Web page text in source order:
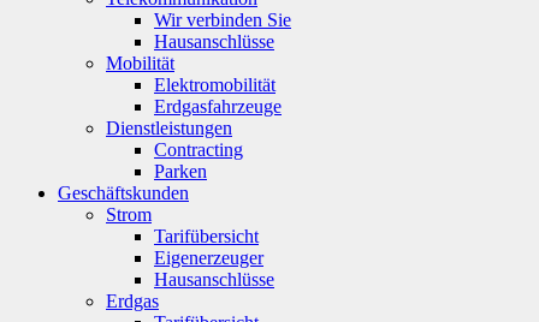
Wir verbinden Sie
Hausanschlüsse
Mobilität
Elektromobilität
Erdgasfahrzeuge
Dienstleistungen
Contracting
Parken
Geschäftskunden
Strom
Tarifübersicht
Eigenerzeuger
Hausanschlüsse
Erdgas